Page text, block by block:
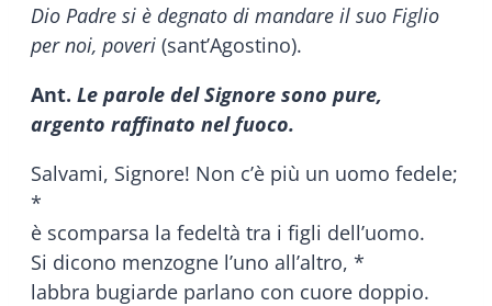
Dio Padre si è degnato di mandare il suo Figlio
per noi, poveri (sant’Agostino).
Ant. Le parole del Signore sono pure,
argento raffinato nel fuoco.
Salvami, Signore! Non c’è più un uomo fedele;
*
è scomparsa la fedeltà tra i figli dell’uomo.
Si dicono menzogne l’uno all’altro, *
labbra bugiarde parlano con cuore doppio.